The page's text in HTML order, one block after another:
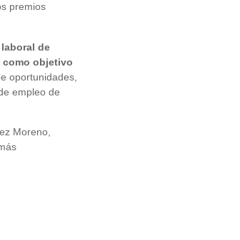
premios
de
como objetivo
oportunidades,
empleo de
Moreno,